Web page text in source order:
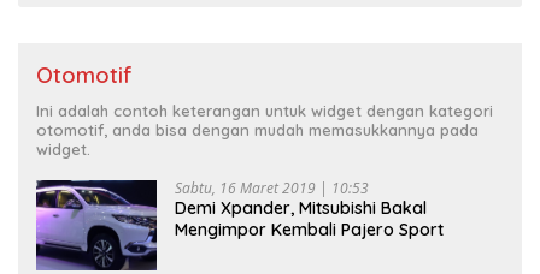
Otomotif
Ini adalah contoh keterangan untuk widget dengan kategori
otomotif, anda bisa dengan mudah memasukkannya pada
widget.
Sabtu, 16 Maret 2019 | 10:53
Demi Xpander, Mitsubishi Bakal
Mengimpor Kembali Pajero Sport